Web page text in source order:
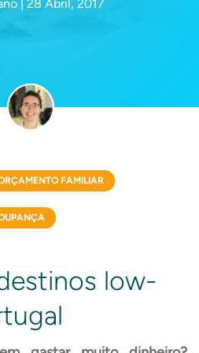
| 28 Abril, 2017
FAMILIAR
low-